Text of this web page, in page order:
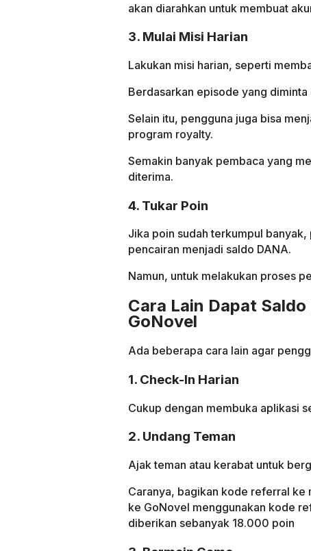
akan diarahkan untuk membuat
3. Mulai Misi Harian
Lakukan misi harian, seperti
Berdasarkan episode yang
Selain itu, pengguna juga bisa
program royalty.
Semakin banyak pembaca yang
diterima.
4. Tukar Poin
Jika poin sudah terkumpul
pencairan menjadi saldo DANA.
Namun, untuk melakukan proses
Cara Lain Dapat
GoNovel
Ada beberapa cara lain agar
1. Check-In Harian
Cukup dengan membuka aplikasi
2. Undang Teman
Ajak teman atau kerabat untuk
Caranya, bagikan kode referral ke
ke GoNovel menggunakan kode
diberikan sebanyak 18.000 poin